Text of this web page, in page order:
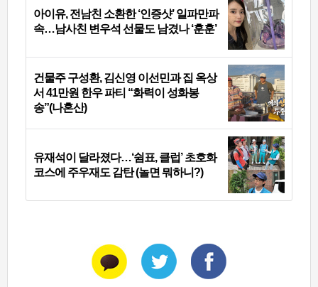
아이유, 전남친 소환한 ‘인증샷’ 일파만파
속…남사친 변우석 선물도 남겼나 ‘훈훈’
건물주 구성환, 김신영 이선민과 집 옥상
서 41만원 한우 파티 “화력이 성화봉
송”(나혼산)
유재석이 달라졌다…‘쉼표, 클럽’ 초호화
코스에 주우재도 감탄 (놀면 뭐하니?)